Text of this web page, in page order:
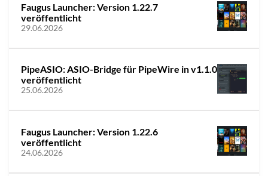
Faugus Launcher: Version 1.22.7
veröffentlicht
29.06.2026
PipeASIO: ASIO-Bridge für PipeWire in v1.1.0
veröffentlicht
25.06.2026
Faugus Launcher: Version 1.22.6
veröffentlicht
24.06.2026